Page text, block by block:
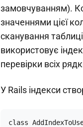
замовчуванням).
значеннями цієї
сканування
використовує
перевірки всіх
У Rails індекси
class